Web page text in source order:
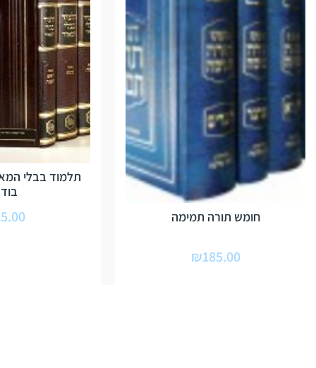
חומש תורה תמימה
₪185.00
תלמוד בבלי